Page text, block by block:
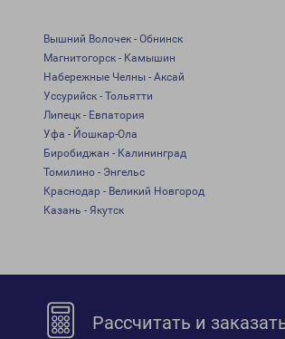
Вышний Волочек - Обнинск
Магнитогорск - Камышин
Набережные Челны - Аксай
Уссурийск - Тольятти
Липецк - Евпатория
Уфа - Йошкар-Ола
Биробиджан - Калининград
Томилино - Энгельс
Краснодар - Великий Новгород
Казань - Якутск
Рассчитать и